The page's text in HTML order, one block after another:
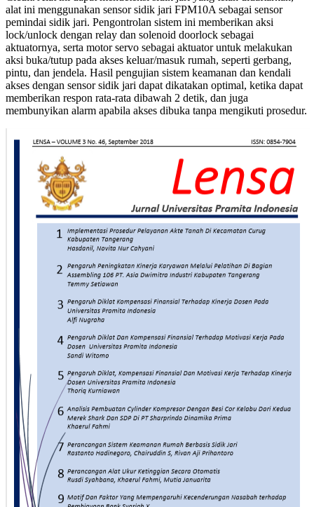
alat ini menggunakan sensor sidik jari FPM10A sebagai sensor
pemindai sidik jari. Pengontrolan sistem ini memberikan aksi
lock/unlock dengan relay dan solenoid doorlock sebagai
aktuatornya, serta motor servo sebagai aktuator untuk melakukan
aksi buka/tutup pada akses keluar/masuk rumah, seperti gerbang,
pintu, dan jendela. Hasil pengujian sistem keamanan dan kendali
akses dengan sensor sidik jari dapat dikatakan optimal, ketika dapat
memberikan respon rata-rata dibawah 2 detik, dan juga
membunyikan alarm apabila akses dibuka tanpa mengikuti prosedur.